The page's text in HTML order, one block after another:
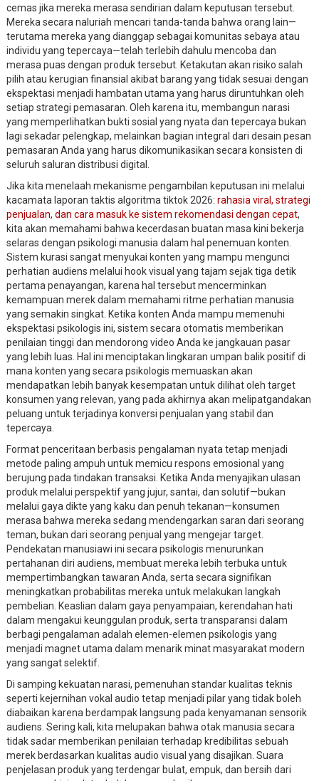
cemas jika mereka merasa sendirian dalam keputusan tersebut.
Mereka secara naluriah mencari tanda-tanda bahwa orang lain—
terutama mereka yang dianggap sebagai komunitas sebaya atau
individu yang tepercaya—telah terlebih dahulu mencoba dan
merasa puas dengan produk tersebut. Ketakutan akan risiko salah
pilih atau kerugian finansial akibat barang yang tidak sesuai dengan
ekspektasi menjadi hambatan utama yang harus diruntuhkan oleh
setiap strategi pemasaran. Oleh karena itu, membangun narasi
yang memperlihatkan bukti sosial yang nyata dan tepercaya bukan
lagi sekadar pelengkap, melainkan bagian integral dari desain pesan
pemasaran Anda yang harus dikomunikasikan secara konsisten di
seluruh saluran distribusi digital.
Jika kita menelaah mekanisme pengambilan keputusan ini melalui
kacamata laporan taktis algoritma tiktok 2026: rahasia viral, strategi
penjualan, dan cara masuk ke sistem rekomendasi dengan cepat,
kita akan memahami bahwa kecerdasan buatan masa kini bekerja
selaras dengan psikologi manusia dalam hal penemuan konten.
Sistem kurasi sangat menyukai konten yang mampu mengunci
perhatian audiens melalui hook visual yang tajam sejak tiga detik
pertama penayangan, karena hal tersebut mencerminkan
kemampuan merek dalam memahami ritme perhatian manusia
yang semakin singkat. Ketika konten Anda mampu memenuhi
ekspektasi psikologis ini, sistem secara otomatis memberikan
penilaian tinggi dan mendorong video Anda ke jangkauan pasar
yang lebih luas. Hal ini menciptakan lingkaran umpan balik positif di
mana konten yang secara psikologis memuaskan akan
mendapatkan lebih banyak kesempatan untuk dilihat oleh target
konsumen yang relevan, yang pada akhirnya akan melipatgandakan
peluang untuk terjadinya konversi penjualan yang stabil dan
tepercaya.
Format penceritaan berbasis pengalaman nyata tetap menjadi
metode paling ampuh untuk memicu respons emosional yang
berujung pada tindakan transaksi. Ketika Anda menyajikan ulasan
produk melalui perspektif yang jujur, santai, dan solutif—bukan
melalui gaya dikte yang kaku dan penuh tekanan—konsumen
merasa bahwa mereka sedang mendengarkan saran dari seorang
teman, bukan dari seorang penjual yang mengejar target.
Pendekatan manusiawi ini secara psikologis menurunkan
pertahanan diri audiens, membuat mereka lebih terbuka untuk
mempertimbangkan tawaran Anda, serta secara signifikan
meningkatkan probabilitas mereka untuk melakukan langkah
pembelian. Keaslian dalam gaya penyampaian, kerendahan hati
dalam mengakui keunggulan produk, serta transparansi dalam
berbagi pengalaman adalah elemen-elemen psikologis yang
menjadi magnet utama dalam menarik minat masyarakat modern
yang sangat selektif.
Di samping kekuatan narasi, pemenuhan standar kualitas teknis
seperti kejernihan vokal audio tetap menjadi pilar yang tidak boleh
diabaikan karena berdampak langsung pada kenyamanan sensorik
audiens. Sering kali, kita melupakan bahwa otak manusia secara
tidak sadar memberikan penilaian terhadap kredibilitas sebuah
merek berdasarkan kualitas audio visual yang disajikan. Suara
penjelasan produk yang terdengar bulat, empuk, dan bersih dari